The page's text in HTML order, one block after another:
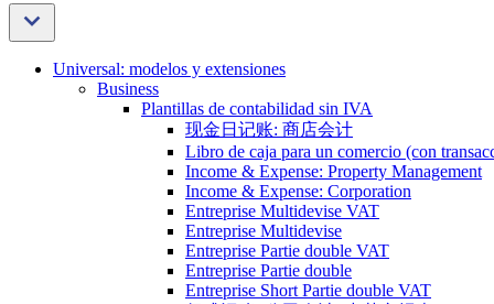
Universal: modelos y extensiones
Business
Plantillas de contabilidad sin IVA
现金日记账: 商店会计
Libro de caja para un comercio (con
Income & Expense: Property Management
Income & Expense: Corporation
Entreprise Multidevise VAT
Entreprise Multidevise
Entreprise Partie double VAT
Entreprise Partie double
Entreprise Short Partie double VAT